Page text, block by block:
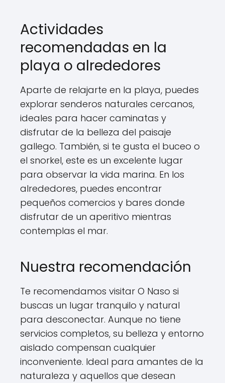
Actividades
recomendadas en la
playa o alrededores
Aparte de relajarte en la playa, puedes
explorar senderos naturales cercanos,
ideales para hacer caminatas y
disfrutar de la belleza del paisaje
gallego. También, si te gusta el buceo o
el snorkel, este es un excelente lugar
para observar la vida marina. En los
alrededores, puedes encontrar
pequeños comercios y bares donde
disfrutar de un aperitivo mientras
contemplas el mar.
Nuestra recomendación
Te recomendamos visitar O Naso si
buscas un lugar tranquilo y natural
para desconectar. Aunque no tiene
servicios completos, su belleza y entorno
aislado compensan cualquier
inconveniente. Ideal para amantes de la
naturaleza y aquellos que desean